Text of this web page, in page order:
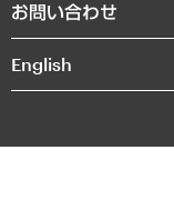
インドネシア現地法人
個人情報保護方針
お問い合わせ
English